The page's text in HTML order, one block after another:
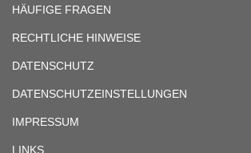
HÄUFIGE FRAGEN
RECHTLICHE HINWEISE
DATENSCHUTZ
DATENSCHUTZEINSTELLUNGEN
IMPRESSUM
LINKS